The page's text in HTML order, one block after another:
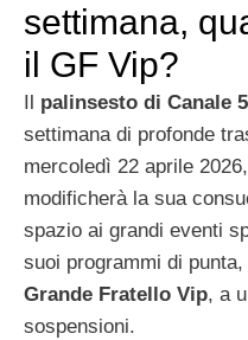
settimana,
il GF Vip?
Il palinsesto di Canale 5
settimana di profonde
mercoledì 22 aprile
modificherà la sua
spazio ai grandi eventi
suoi programmi di punta,
Grande Fratello Vip, a
sospensioni.